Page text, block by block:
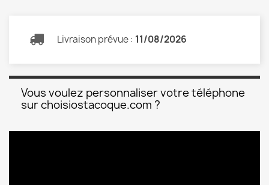
Livraison prévue : 11/08/2026
Vous voulez personnaliser votre téléphone
sur choisiostacoque.com ?